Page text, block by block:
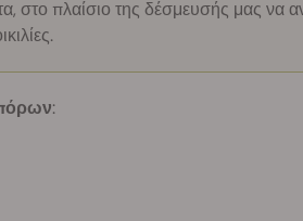
στο πλαίσιο της δέσμευσής μας να
: